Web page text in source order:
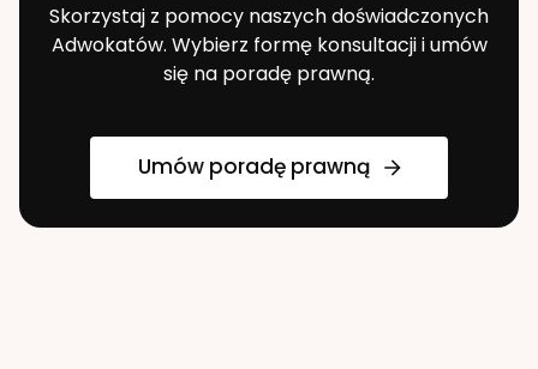
Skorzystaj z pomocy naszych doświadczonych
Adwokatów. Wybierz formę konsultacji i umów
się na poradę prawną.
Umów poradę prawną